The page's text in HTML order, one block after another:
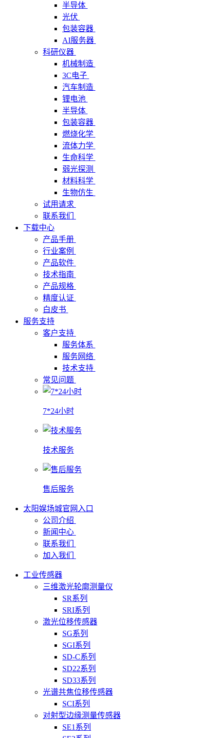
半导体
光伏
包装容器
AI服务器
科研仪器
机械制造
3C电子
汽车制造
锂电池
半导体
包装容器
燃烧化学
流体力学
生命科学
弱光探测
材料科学
生物仿生
试用请求
联系我们
下载中心
产品手册
行业案例
产品软件
技术指南
产品规格
精度认证
白皮书
服务支持
客户支持
服务体系
服务网络
技术支持
常见问题
7*24小时
技术服务
售后服务
太阳娱场城官网入口
公司介绍
新闻中心
联系我们
加入我们
工业传感器
三维激光轮廓测量仪
SR系列
SRI系列
激光位移传感器
SG系列
SGI系列
SD-C系列
SD22系列
SD33系列
光谱共焦位移传感器
SCI系列
对射型边缘测量传感器
SE1系列